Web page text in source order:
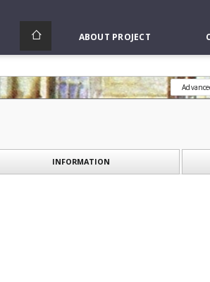
ABOUT PROJECT
INFORMATION